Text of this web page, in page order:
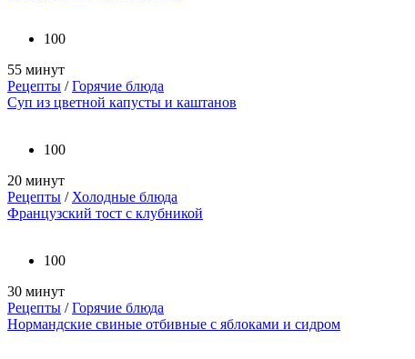
100
55 минут
Рецепты /Горячие блюда
Суп из цветной капусты и каштанов
100
20 минут
Рецепты / Холодные блюда
Французский тост с клубникой
100
30 минут
Рецепты /Горячие блюда
Нормандские свиные отбивные с яблоками и сидром